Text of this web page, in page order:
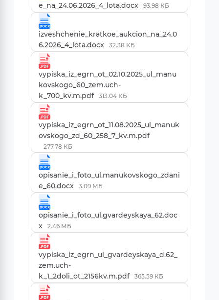
e_na_24.06.2026_4_lota.docx
93.98 КБ
izveshchenie_kratkoe_aukcion_na_24.0
6.2026_4_lota.docx
32.38 КБ
vypiska_iz_egrn_ot_02.10.2025_ul_manu
kovskogo_60_zem.uch-
k_700_kv.m.pdf
313.04 КБ
vypiska_iz_egrn_ot_11.08.2025_ul_manuk
ovskogo_zd_60_258_7_kv.m.pdf
277.78 КБ
opisanie_i_foto_ul.manukovskogo_zdani
e_60.docx
3.09 МБ
opisanie_i_foto_ul.gvardeyskaya_62.doc
x
2.46 МБ
vypiska_iz_egrn_ul_gvardeyskaya_d.62_
zem.uch-
k_1_2doli_ot_2156kv.m.pdf
365.59 КБ